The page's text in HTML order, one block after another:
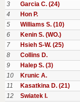
3
Garcia C. (24)
4
Hon P.
5
Williams S. (10)
6
Kenin S. (WO.)
7
Hsieh S-W. (25)
8
Collins D.
9
Halep S. (3)
10
Krunic A.
11
Kasatkina D. (21)
12
Swiatek I.